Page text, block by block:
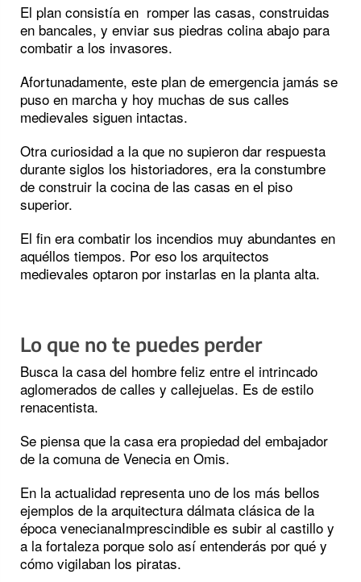
El plan consistía en romper las casas, construidas
en bancales, y enviar sus piedras colina abajo para
combatir a los invasores.
Afortunadamente, este plan de emergencia jamás se
puso en marcha y hoy muchas de sus calles
medievales siguen intactas.
Otra curiosidad a la que no supieron dar respuesta
durante siglos los historiadores, era la constumbre
de construir la cocina de las casas en el piso
superior.
El fin era combatir los incendios muy abundantes en
aquéllos tiempos. Por eso los arquitectos
medievales optaron por instarlas en la planta alta.
Lo que no te puedes perder
Busca la casa del hombre feliz entre el intrincado
aglomerados de calles y callejuelas. Es de estilo
renacentista.
Se piensa que la casa era propiedad del embajador
de la comuna de Venecia en Omis.
En la actualidad representa uno de los más bellos
ejemplos de la arquitectura dálmata clásica de la
época venecianaImprescindible es subir al castillo y
a la fortaleza porque solo así entenderás por qué y
cómo vigilaban los piratas.